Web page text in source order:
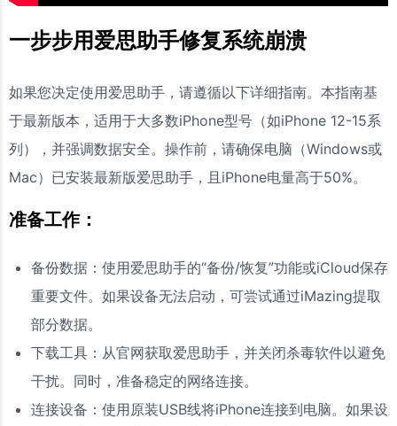
一步步用爱思助手修复系统崩溃
如果您决定使用爱思助手，请遵循以下详细指南。本指南基
于最新版本，适用于大多数iPhone型号（如iPhone 12-15系
列），并强调数据安全。操作前，请确保电脑（Windows或
Mac）已安装最新版爱思助手，且iPhone电量高于50%。
准备工作：
备份数据：使用爱思助手的“备份/恢复”功能或iCloud保存
重要文件。如果设备无法启动，可尝试通过iMazing提取
部分数据。
下载工具：从官网获取爱思助手，并关闭杀毒软件以避免
干扰。同时，准备稳定的网络连接。
连接设备：使用原装USB线将iPhone连接到电脑。如果设